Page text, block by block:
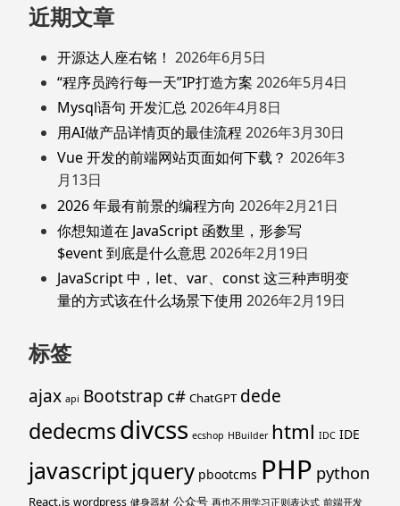
近期文章
开源达人座右铭！ 2026年6月5日
“程序员跨行每一天”IP打造方案 2026年5月4日
Mysql语句 开发汇总 2026年4月8日
用AI做产品详情页的最佳流程 2026年3月30日
Vue 开发的前端网站页面如何下载？ 2026年3
月13日
2026 年最有前景的编程方向 2026年2月21日
你想知道在 JavaScript 函数里，形参写
$event 到底是什么意思 2026年2月19日
JavaScript 中，let、var、const 这三种声明变
量的方式该在什么场景下使用 2026年2月19日
标签
ajax api Bootstrap c# ChatGPT dede
dedecmsdivcss ecshop HBuilder html IDC IDE
javascriptjquery pbootcms PHP python
React.js wordpress 健身器材 公众号 再也不用学习正则表达式 前端开发